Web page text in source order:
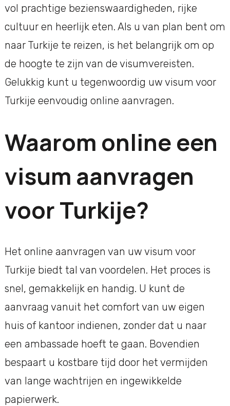
vol prachtige bezienswaardigheden, rijke
cultuur en heerlijk eten. Als u van plan bent om
naar Turkije te reizen, is het belangrijk om op
de hoogte te zijn van de visumvereisten.
Gelukkig kunt u tegenwoordig uw visum voor
Turkije eenvoudig online aanvragen.
Waarom online een
visum aanvragen
voor Turkije?
Het online aanvragen van uw visum voor
Turkije biedt tal van voordelen. Het proces is
snel, gemakkelijk en handig. U kunt de
aanvraag vanuit het comfort van uw eigen
huis of kantoor indienen, zonder dat u naar
een ambassade hoeft te gaan. Bovendien
bespaart u kostbare tijd door het vermijden
van lange wachtrijen en ingewikkelde
papierwerk.